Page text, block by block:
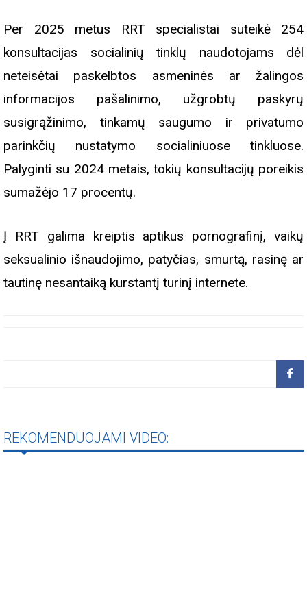
Per 2025 metus RRT specialistai suteikė 254
konsultacijas socialinių tinklų naudotojams dėl
neteisėtai paskelbtos asmeninės ar žalingos
informacijos pašalinimo, užgrobtų paskyrų
susigrąžinimo, tinkamų saugumo ir privatumo
parinkčių nustatymo socialiniuose tinkluose.
Palyginti su 2024 metais, tokių konsultacijų poreikis
sumažėjo 17 procentų.
Į RRT galima kreiptis aptikus pornografinį, vaikų
seksualinio išnaudojimo, patyčias, smurtą, rasinę ar
tautinę nesantaiką kurstantį turinį internete.
REKOMENDUOJAMI VIDEO: